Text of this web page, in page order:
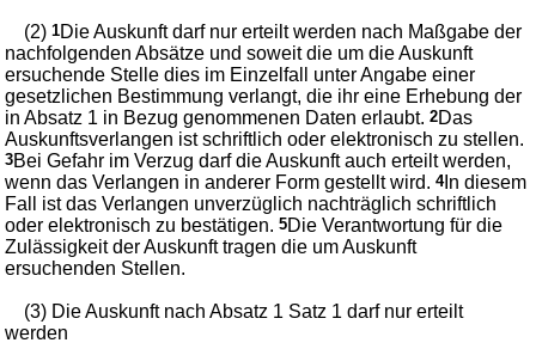
(2)1Die Auskunft darf nur erteilt werden nach Maßgabe der
nachfolgenden Absätze und soweit die um die Auskunft
ersuchende Stelle dies im Einzelfall unter Angabe einer
gesetzlichen Bestimmung verlangt, die ihr eine Erhebung der
in Absatz 1 in Bezug genommenen Daten erlaubt.2Das
Auskunftsverlangen ist schriftlich oder elektronisch zu stellen.
3Bei Gefahr im Verzug darf die Auskunft auch erteilt werden,
wenn das Verlangen in anderer Form gestellt wird.4In diesem
Fall ist das Verlangen unverzüglich nachträglich schriftlich
oder elektronisch zu bestätigen.5Die Verantwortung für die
Zulässigkeit der Auskunft tragen die um Auskunft
ersuchenden Stellen.
(3) Die Auskunft nach Absatz 1 Satz 1 darf nur erteilt
werden